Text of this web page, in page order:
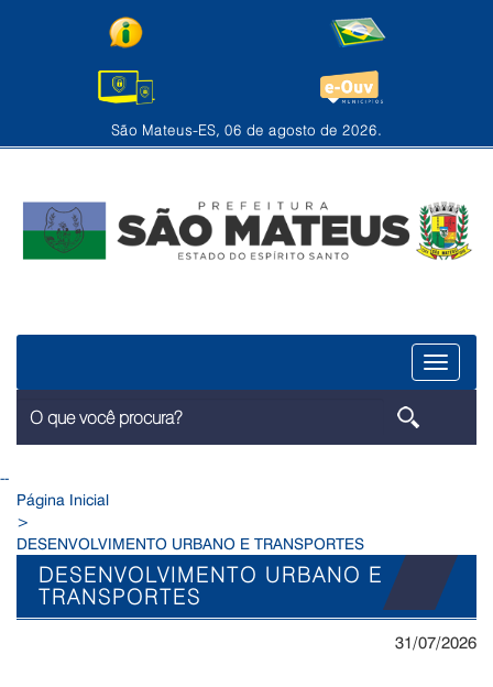
São Mateus-ES, 06 de agosto de 2026.
Menu
--
Página Inicial
>
DESENVOLVIMENTO URBANO E TRANSPORTES
DESENVOLVIMENTO URBANO E
TRANSPORTES
31/07/2026